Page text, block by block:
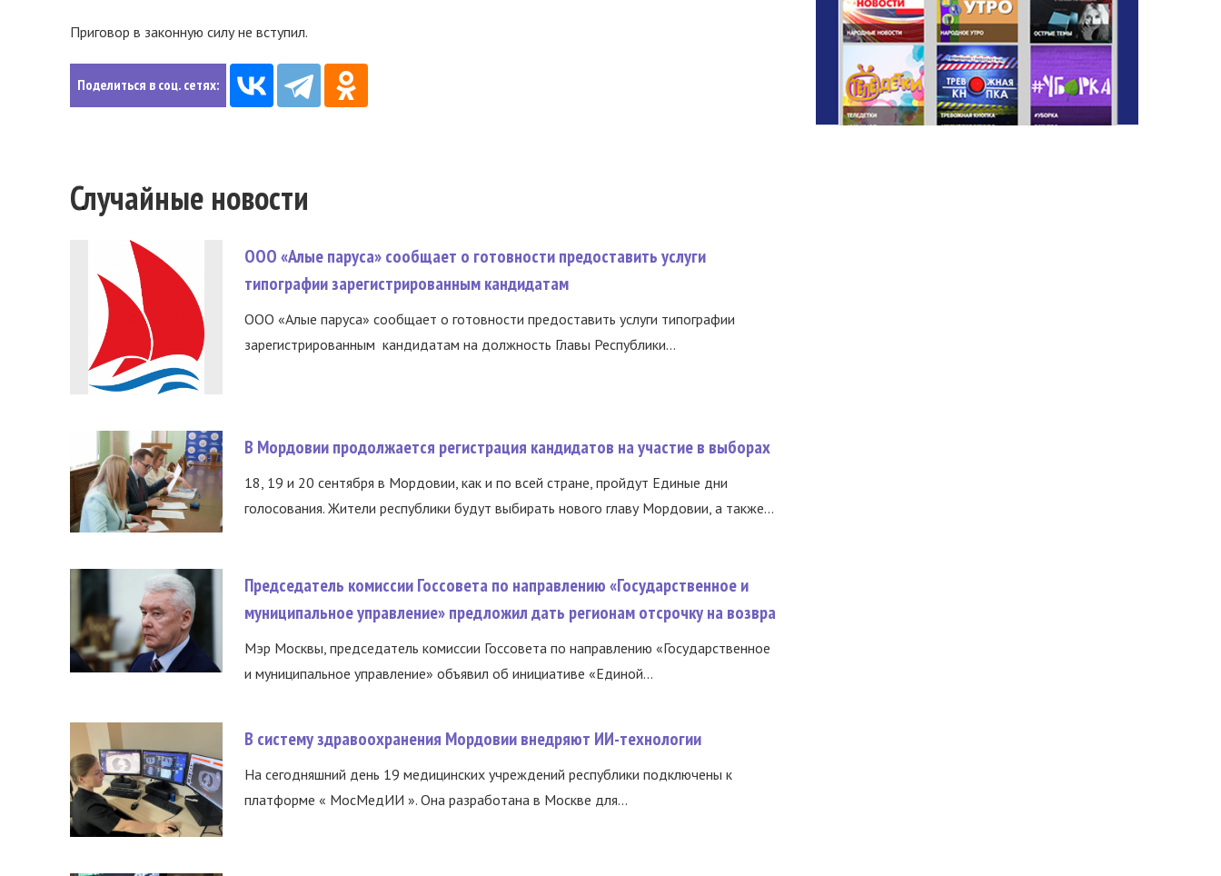
Приговор в законную силу не вступил.
Поделиться в соц. сетях:
Случайные новости
ООО «Алые паруса» сообщает о готовности предоставить услуги
типографии зарегистрированным кандидатам
ООО «Алые паруса» сообщает о готовности предоставить услуги типографии
зарегистрированным кандидатам на должность Главы Республики...
В Мордовии продолжается регистрация кандидатов на участие в выборах
18, 19 и 20 сентября в Мордовии, как и по всей стране, пройдут Единые дни
голосования. Жители республики будут выбирать нового главу Мордовии, а также...
Председатель комиссии Госсовета по направлению «Государственное и
муниципальное управление» предложил дать регионам отсрочку на возвра
Мэр Москвы, председатель комиссии Госсовета по направлению «Государственное
и муниципальное управление» объявил об инициативе «Единой...
В систему здравоохранения Мордовии внедряют ИИ-технологии
На сегодняшний день 19 медицинских учреждений республики подключены к
платформе « МосМедИИ ». Она разработана в Москве для...